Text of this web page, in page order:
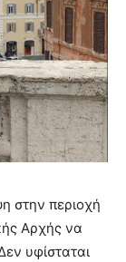
στην περιοχή
Αρχής να
υφίσταται